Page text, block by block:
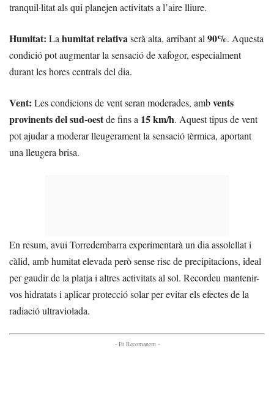
tranquil·litat als qui planejen activitats a l’aire lliure.
Humitat: Lahumitat relativaserà alta, arribant al90%. Aquesta
condició pot augmentar la sensació de xafogor, especialment
durant les hores centrals del dia.
Vent: Les condicions de vent seran moderades, ambvents
provinents del sud-oestde fins a 15 km/h. Aquest tipus de vent
pot ajudar a moderar lleugerament la sensació tèrmica, aportant
una lleugera brisa.
En resum, avui Torredembarra experimentarà un dia assolellat i
càlid, amb humitat elevada però sense risc de precipitacions, ideal
per gaudir de la platja i altres activitats al sol. Recordeu mantenir-
vos hidratats i aplicar protecció solar per evitar els efectes de la
radiació ultraviolada.
- Et Recomanem -